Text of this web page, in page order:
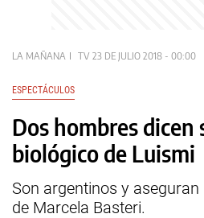
LA MAÑANA TV 23 DE JULIO 2018 - 00:00
ESPECTÁCULOS
Dos hombres dicen
biológico de Luismi
Son argentinos y
de Marcela Basteri.